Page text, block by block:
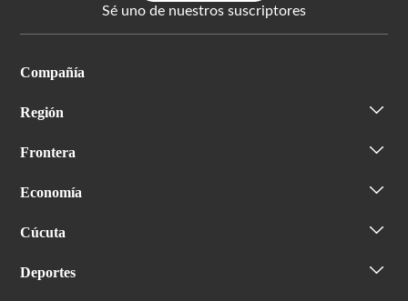
Sé uno de nuestros suscriptores
Compañía
Región
Frontera
Economía
Cúcuta
Deportes